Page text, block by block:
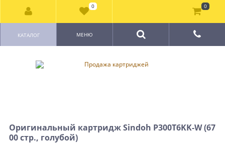
КАТАЛОГ МЕНЮ
Оригинальный картридж Sindoh P300T6KK-W (67
00 стр., голубой)
0 0